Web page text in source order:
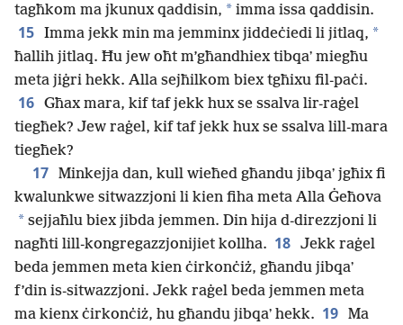
tagħkom ma jkunux qaddisin, * imma issa qaddisin.
15 Imma jekk min ma jemminx jiddeċiedi li jitlaq, *
ħallih jitlaq. Ħu jew oħt m’għandhiex tibqaʼ miegħu
meta jiġri hekk. Alla sejħilkom biex tgħixu fil-paċi.
16 Għax mara, kif taf jekk hux se ssalva lir-raġel
tiegħek? Jew raġel, kif taf jekk hux se ssalva lill-mara
tiegħek?
17 Minkejja dan, kull wieħed għandu jibqaʼ jgħix fi
kwalunkwe sitwazzjoni li kien fiha meta Alla Ġeħova
* sejjaħlu biex jibda jemmen. Din hija d-direzzjoni li
nagħti lill-kongregazzjonijiet kollha. 18 Jekk raġel
beda jemmen meta kien ċirkonċiż, għandu jibqaʼ
f’din is-sitwazzjoni. Jekk raġel beda jemmen meta
ma kienx ċirkonċiż, hu għandu jibqaʼ hekk. 19 Ma